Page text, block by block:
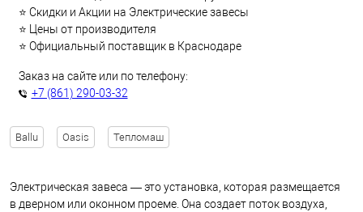
Ballu Oasis Тепломаш
⭐ Скидки и Акции на Электрические завесы
⭐ Цены от производителя
⭐ Официальный поставщик в Краснодаре
Заказ на сайте или по телефону:
+7 (861) 290-03-32
Электрическая завеса — это установка, которая размещается
в дверном или оконном проеме. Она создает поток воздуха,